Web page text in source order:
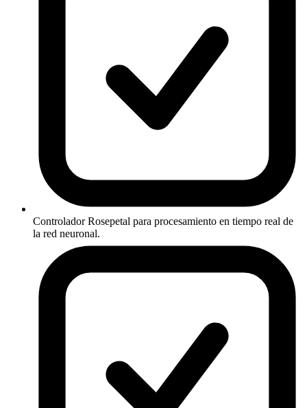
Controlador Rosepetal para procesamiento en tiempo real de
la red neuronal.